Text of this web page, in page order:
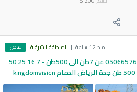
منذ 12 ساعة المنطقة الشرقية عرض
كرينات للايجار 0506657680 من 7طن الى 500طن - 7 16 25 50